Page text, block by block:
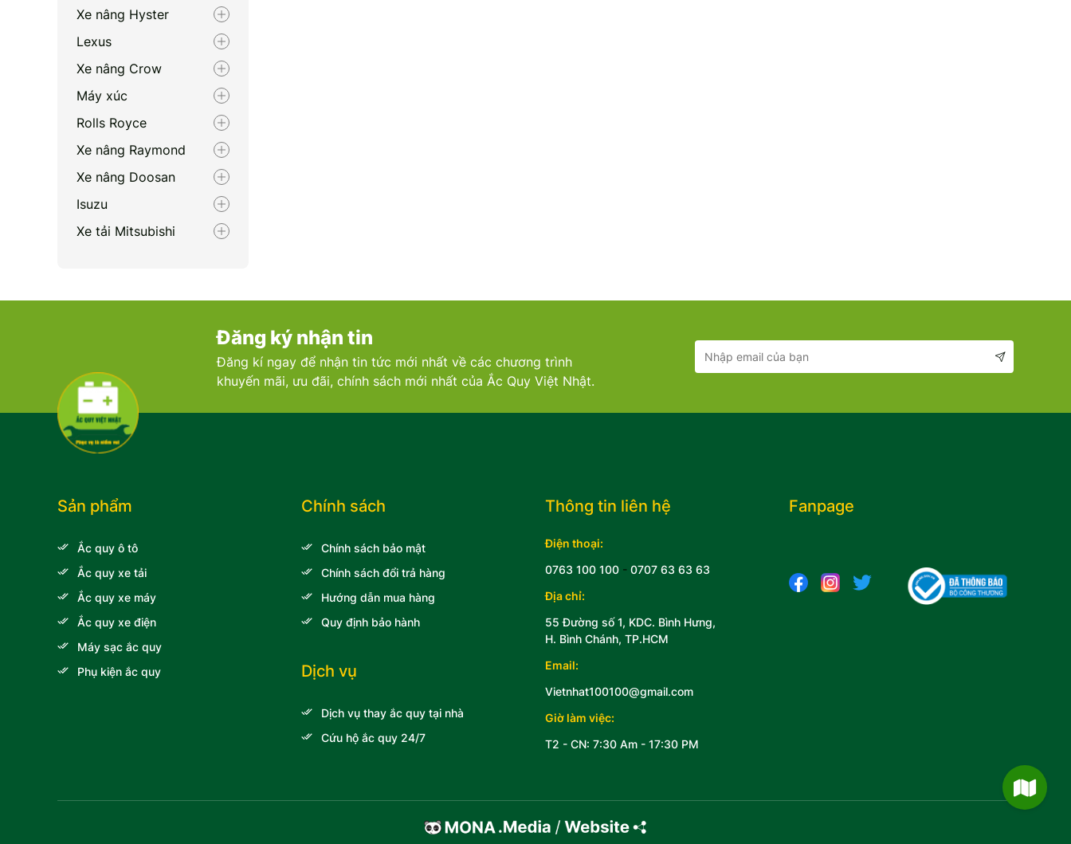
Xe nâng Hyster
Lexus
Xe nâng Crow
Máy xúc
Rolls Royce
Xe nâng Raymond
Xe nâng Doosan
Isuzu
Xe tải Mitsubishi
Zotye
Volvo
Maserati
Lincoln
Xe khách Hyundai
Audi
Xe khách Transinco
Xe tải Veam
Xe nâng Toyota
Đăng ký nhận tin
Đăng kí ngay để nhận tin tức mới nhất về các chương trình
khuyến mãi, ưu đãi, chính sách mới nhất của Ắc Quy Việt Nhật.
Thông tin liên hệ
Điện thoại:
0763 100 100 - 0707 63 63 63
Địa chỉ:
55 Đường số 1, KDC. Bình Hưng,
H. Bình Chánh, TP.HCM
Email:
Vietnhat100100@gmail.com
Giờ làm việc:
T2 - CN: 7:30 Am - 17:30 PM
Sản phẩm
Ắc quy ô tô
Ắc quy xe tải
Ắc quy xe máy
Ắc quy xe điện
Máy sạc ắc quy
Phụ kiện ắc quy
Chính sách
Chính sách bảo mật
Chính sách đổi trả hàng
Hướng dẫn mua hàng
Quy định bảo hành
Dịch vụ
Dịch vụ thay ắc quy tại nhà
Cứu hộ ắc quy 24/7
Fanpage